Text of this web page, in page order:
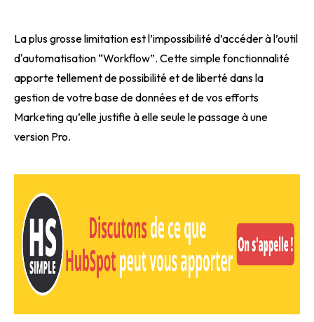
La plus grosse limitation est l’impossibilité d’accéder à l’outil
d'automatisation “Workflow”. Cette simple fonctionnalité
apporte tellement de possibilité et de liberté dans la
gestion de votre base de données et de vos efforts
Marketing qu’elle justifie à elle seule le passage à une
version Pro.